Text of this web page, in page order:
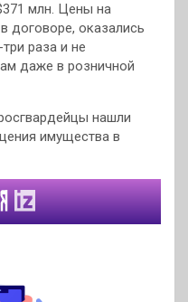
млн. Цены на
договоре, оказались
раза и не
даже в розничной
нашли
имущества в